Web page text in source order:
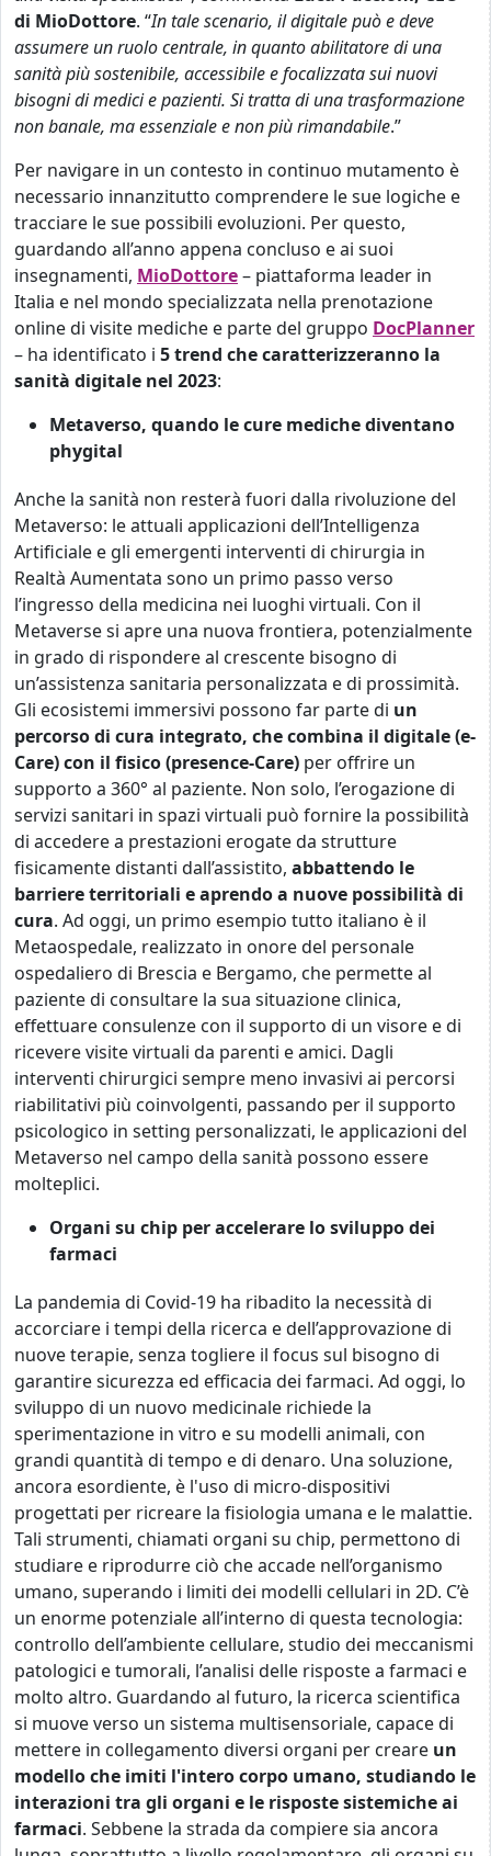
di MioDottore. “In tale scenario, il digitale può e deve
assumere un ruolo centrale, in quanto abilitatore di una
sanità più sostenibile, accessibile e focalizzata sui nuovi
bisogni di medici e pazienti. Si tratta di una trasformazione
non banale, ma essenziale e non più rimandabile.”
Per navigare in un contesto in continuo mutamento è
necessario innanzitutto comprendere le sue logiche e
tracciare le sue possibili evoluzioni. Per questo,
guardando all’anno appena concluso e ai suoi
insegnamenti, MioDottore– piattaforma leader in
Italia e nel mondo specializzata nella prenotazione
online di visite mediche e parte del gruppo DocPlanner
– ha identificato i 5 trend che caratterizzeranno la
sanità digitale nel 2023:
Metaverso, quando le cure mediche diventano
phygital
Anche la sanità non resterà fuori dalla rivoluzione del
Metaverso: le attuali applicazioni dell’Intelligenza
Artificiale e gli emergenti interventi di chirurgia in
Realtà Aumentata sono un primo passo verso
l’ingresso della medicina nei luoghi virtuali. Con il
Metaverse si apre una nuova frontiera, potenzialmente
in grado di rispondere al crescente bisogno di
un’assistenza sanitaria personalizzata e di prossimità.
Gli ecosistemi immersivi possono far parte di un
percorso di cura integrato, che combina il digitale (e-
Care) con il fisico (presence-Care) per offrire un
supporto a 360° al paziente. Non solo, l’erogazione di
servizi sanitari in spazi virtuali può fornire la possibilità
di accedere a prestazioni erogate da strutture
fisicamente distanti dall’assistito, abbattendo le
barriere territoriali e aprendo a nuove possibilità di
cura. Ad oggi, un primo esempio tutto italiano è il
Metaospedale, realizzato in onore del personale
ospedaliero di Brescia e Bergamo, che permette al
paziente di consultare la sua situazione clinica,
effettuare consulenze con il supporto di un visore e di
ricevere visite virtuali da parenti e amici. Dagli
interventi chirurgici sempre meno invasivi ai percorsi
riabilitativi più coinvolgenti, passando per il supporto
psicologico in setting personalizzati, le applicazioni del
Metaverso nel campo della sanità possono essere
molteplici.
Organi su chip per accelerare lo sviluppo dei
farmaci
La pandemia di Covid-19 ha ribadito la necessità di
accorciare i tempi della ricerca e dell’approvazione di
nuove terapie, senza togliere il focus sul bisogno di
garantire sicurezza ed efficacia dei farmaci. Ad oggi, lo
sviluppo di un nuovo medicinale richiede la
sperimentazione in vitro e su modelli animali, con
grandi quantità di tempo e di denaro. Una soluzione,
ancora esordiente, è l'uso di micro-dispositivi
progettati per ricreare la fisiologia umana e le malattie.
Tali strumenti, chiamati organi su chip, permettono di
studiare e riprodurre ciò che accade nell’organismo
umano, superando i limiti dei modelli cellulari in 2D. C’è
un enorme potenziale all’interno di questa tecnologia:
controllo dell’ambiente cellulare, studio dei meccanismi
patologici e tumorali, l’analisi delle risposte a farmaci e
molto altro. Guardando al futuro, la ricerca scientifica
si muove verso un sistema multisensoriale, capace di
mettere in collegamento diversi organi per creare un
modello che imiti l'intero corpo umano, studiando le
interazioni tra gli organi e le risposte sistemiche ai
farmaci. Sebbene la strada da compiere sia ancora